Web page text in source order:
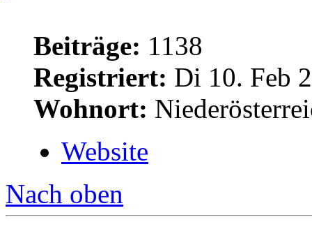
Beiträge: 1138
Registriert: Di 10. Feb
Wohnort:
Website
Nach oben